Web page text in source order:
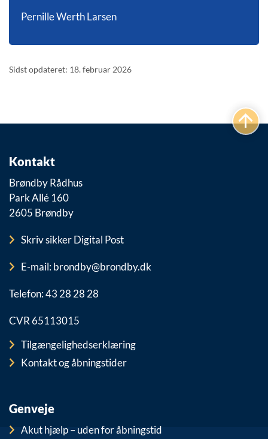
Pernille Werth Larsen
Sidst opdateret: 18. februar 2026
Kontakt
Brøndby Rådhus
Park Allé 160
2605 Brøndby
Skriv sikker Digital Post
E-mail: brondby@brondby.dk
Telefon: 43 28 28 28
CVR 65113015
Tilgængelighedserklæring
Kontakt og åbningstider
Genveje
Akut hjælp – uden for åbningstid